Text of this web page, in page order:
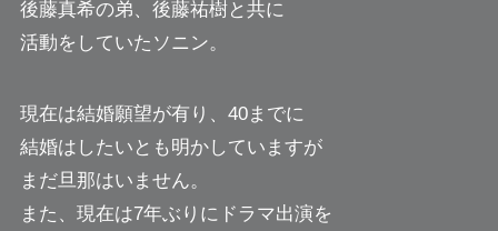
後藤真希の弟、後藤祐樹と共に
活動をしていた ソニン。
現在は結婚願望が有り、40までに
結婚はしたいとも明かしていますが
まだ旦那はいません。
また、現在は7年ぶりにドラマ出演を